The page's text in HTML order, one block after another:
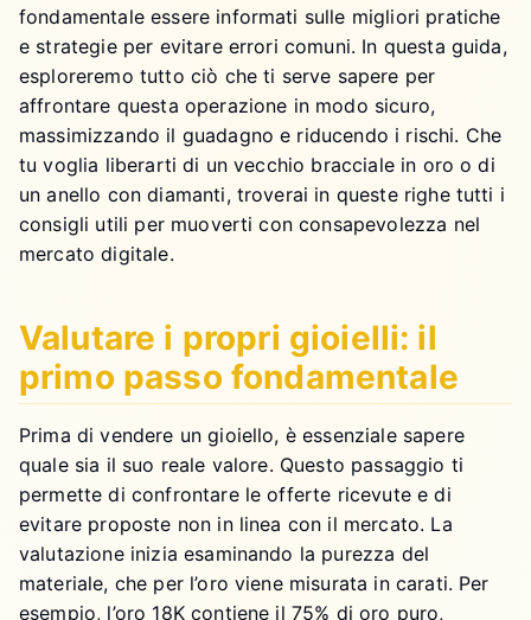
fondamentale essere informati sulle migliori pratiche
e strategie per evitare errori comuni. In questa guida,
esploreremo tutto ciò che ti serve sapere per
affrontare questa operazione in modo sicuro,
massimizzando il guadagno e riducendo i rischi. Che
tu voglia liberarti di un vecchio bracciale in oro o di
un anello con diamanti, troverai in queste righe tutti i
consigli utili per muoverti con consapevolezza nel
mercato digitale.
Valutare i propri gioielli: il
primo passo fondamentale
Prima di vendere un gioiello, è essenziale sapere
quale sia il suo reale valore. Questo passaggio ti
permette di confrontare le offerte ricevute e di
evitare proposte non in linea con il mercato. La
valutazione inizia esaminando la purezza del
materiale, che per l’oro viene misurata in carati. Per
esempio, l’oro 18K contiene il 75% di oro puro,